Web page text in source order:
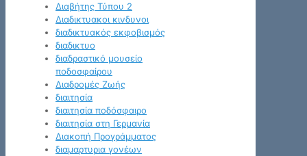
Διαβήτης Τύπου 2
Διαδικτυακοι κινδυνοι
διαδικτυακός εκφοβισμός
διαδικτυο
διαδραστικό μουσείο
ποδοσφαίρου
Διαδρομές Ζωής
διαιτησία
διαιτησία ποδόσφαιρο
διαιτησία στη Γερμανία
Διακοπή Προγράμματος
διαμαρτυρια γονέων